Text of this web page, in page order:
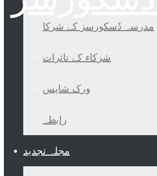
مدرسہ ڈسکورسز کے شرکا
شرکاء کے تاثرات
ورک شاپس
رابطہ
مجلہ تجدید